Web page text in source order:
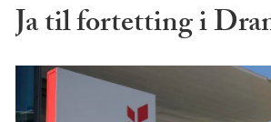
Ja til fortetting i